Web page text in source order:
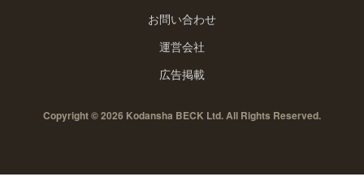
お問い合わせ
運営会社
広告掲載
Copyright © 2026 Kodansha BECK Ltd. All Rights Reserved.